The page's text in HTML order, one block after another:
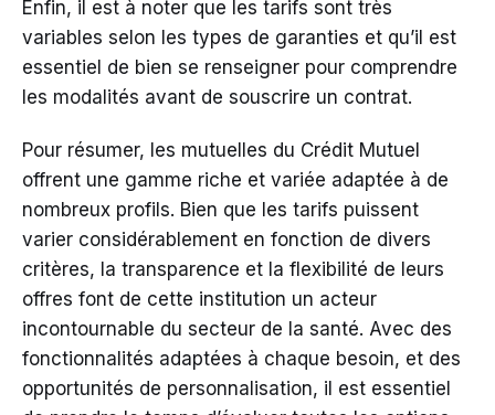
Enfin, il est à noter que les tarifs sont très
variables selon les types de garanties et qu’il est
essentiel de bien se renseigner pour comprendre
les modalités avant de souscrire un contrat.
Pour résumer, les mutuelles du Crédit Mutuel
offrent une gamme riche et variée adaptée à de
nombreux profils. Bien que les tarifs puissent
varier considérablement en fonction de divers
critères, la transparence et la flexibilité de leurs
offres font de cette institution un acteur
incontournable du secteur de la santé. Avec des
fonctionnalités adaptées à chaque besoin, et des
opportunités de personnalisation, il est essentiel